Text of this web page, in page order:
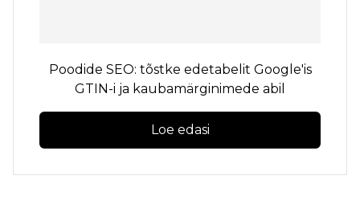
Poodide SEO: tõstke edetabelit Google'is
GTIN-i ja kaubamärginimede abil
Loe edasi